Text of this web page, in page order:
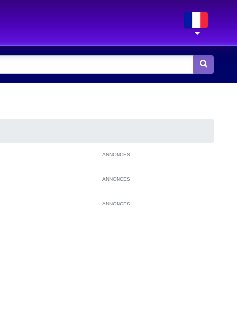
ANNONCES
ANNONCES
ANNONCES